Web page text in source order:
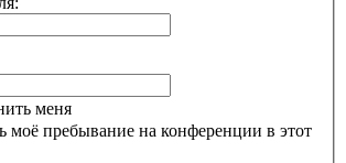
меня
моё пребывание на конференции в этот